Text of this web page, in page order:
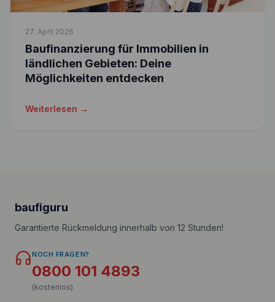
27. April 2026
Baufinanzierung für Immobilien in
ländlichen Gebieten: Deine
Möglichkeiten entdecken
Weiterlesen →
baufiguru
Garantierte Rückmeldung innerhalb von 12 Stunden!
NOCH FRAGEN?
0800 101 4893
(kostenlos)